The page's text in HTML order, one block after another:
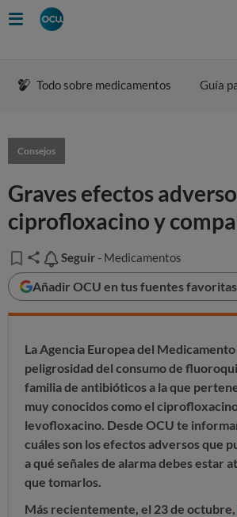
Todo sobre medicamentos Guía
Consejos
Graves efectos
ciprofloxacino y
Seguir
Seguir - Medicamentos
Añadir OCU en tus fuentes
La Agencia Europea del
peligrosidad del consumo de
familia de antibióticos a la que
muy conocidos como el
levofloxacino. Desde OCU te
cuáles son los efectos adversos que
a qué señales de alarma debes estar
que tomarlos.
Más recientemente, el 23 de octubre,